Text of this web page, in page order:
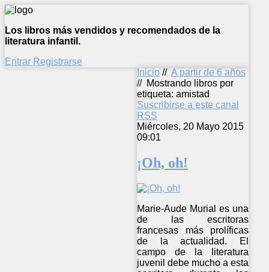
Los libros más vendidos y recomendados de la
literatura infantil.
Entrar Registrarse
Inicio // A partir de 6 años
// Mostrando libros por
etiqueta: amistad
Suscribirse a este canal
RSS
Miércoles, 20 Mayo 2015
09:01
¡Oh, oh!
Marie-Aude Murial es una
de las escritoras
francesas más prolíficas
de la actualidad. El
campo de la literatura
juvenil debe mucho a esta